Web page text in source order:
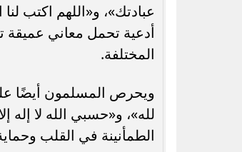
عبادتك»، و«اللهم اكتب
أدعية تحمل معاني عميقة
المختلفة.
ويحرص المسلمون أيضًا
لله»، و«حسبي الله لا
الطمأنينة في القلب